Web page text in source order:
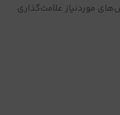
موردنیاز علامت‌گذاری